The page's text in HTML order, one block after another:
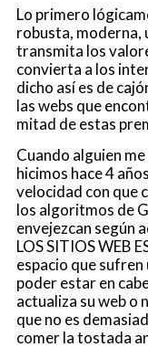
Lo primero
robusta, moderna,
transmita los
convierta a los
dicho así es de
las webs que
mitad de estas
Cuando alguien
hicimos hace 4
velocidad con que
los algoritmos de
envejezcan según
LOS SITIOS WEB
espacio que
poder estar en
actualiza su web o
que no es
comer la tostada